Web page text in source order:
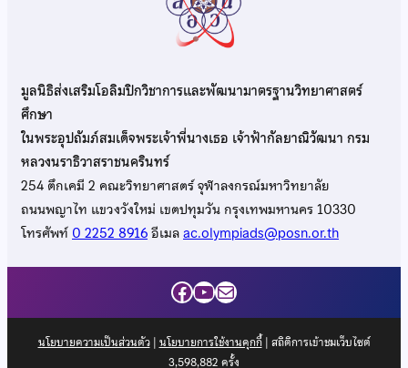
มูลนิธิส่งเสริมโอลิมปิกวิชาการและพัฒนามาตรฐานวิทยาศาสตร์
ศึกษา
ในพระอุปถัมภ์สมเด็จพระเจ้าพี่นางเธอ เจ้าฟ้ากัลยาณิวัฒนา กรม
หลวงนราธิวาสราชนครินทร์
254 ตึกเคมี 2 คณะวิทยาศาสตร์ จุฬาลงกรณ์มหาวิทยาลัย
ถนนพญาไท แขวงวังใหม่ เขตปทุมวัน กรุงเทพมหานคร 10330
โทรศัพท์0 2252 8916อีเมลac.olympiads@posn.or.th
Facebook
YouTube
Mail
นโยบายความเป็นส่วนตัว| นโยบายการใช้งานคุกกี้| สถิติการเข้าชมเว็บไซต์
3,598,882 ครั้ง